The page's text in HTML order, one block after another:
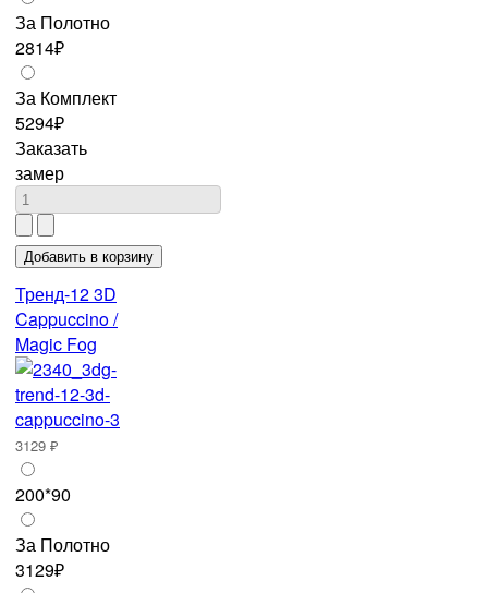
За Полотно
2814₽
За Комплект
5294₽
Заказать
замер
Тренд-12 3D
Cappuccino /
Magic Fog
3129 ₽
200*90
За Полотно
3129₽